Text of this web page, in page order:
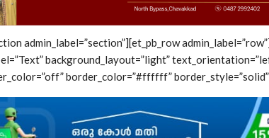
admin_label=”section”][et_pb_row
background_layout=”light”
border_color=”#ffffff”